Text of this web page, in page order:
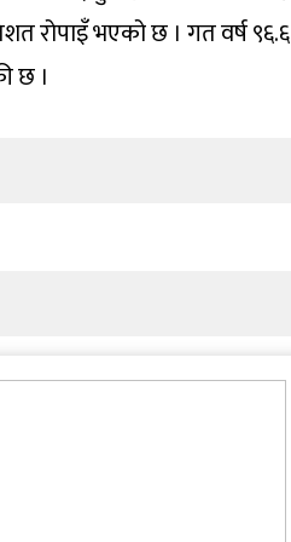
रोपाइँ भएको छ । गत वर्ष ९६.६
छ ।